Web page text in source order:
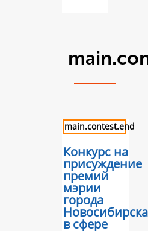
main.contest.end
Конкурс на
присуждение
премий
мэрии
города
Новосибирска
в сфере